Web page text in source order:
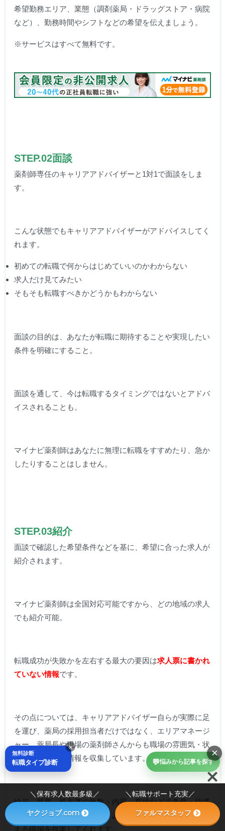
希望勤務エリア、業態（調剤薬局・ドラッグストア・病院
など）、勤務時間やシフトなどの希望を伝えましょう。
※サービスはすべて無料です。
STEP.02面談
薬剤師専任のキャリアアドバイザーと1対1で面談をしま
す。
こんな状態でもキャリアアドバイザーがアドバイスしてく
れます。
初めての転職で何からはじめていいのかわからない
求人だけ見てみたい
そもそも転職すべきかどうかもわからない
面談の目的は、あなたが転職に期待することや実現したい
条件を明確にすること。
面談を通して、今は転職するタイミングではないとアドバ
イスされることも。
マイナビ薬剤師はあなたに無理に転職をすすめたり、急か
したりすることはしません。
STEP.03紹介
面談で確認した希望条件などを基に、希望に合った求人が
紹介されます。
マイナビ薬剤師は全国対応可能ですから、どの地域の求人
でも紹介可能。
転職成功が失敗かを左右する最大の要因は求人票に書かれ
ていない情報です。
その点については、キャリアアドバイザー自らが実際に足
を運び、 薬局の採用担当者だけではなく、エリアマネージ
ャー、薬局長や現場の薬剤師さんからも職場の雰囲気・状
況などの細かな情報を収集しています。
給与、残業、処方箋の枚数・内容、有給などの条件・待遇
はもちろん、雰囲気がよく、あなたが長く働きやすいと思
える職場を提案してくれます。
💬悩みから記事を探す
×
×
無料診断
転職タイプ診断
＼保有求人数最多級／ ＼転職サポート充実／
ヤクジョブ.com ファルマスタッフ